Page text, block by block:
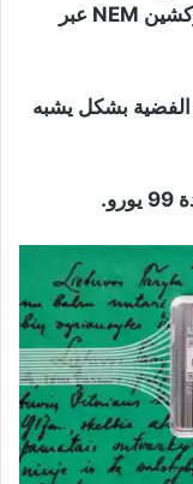
وتبادلها أو نقلها إلى آخرين باستخدام بلوكشين NEM عبر
الفضية بشكل يشبه